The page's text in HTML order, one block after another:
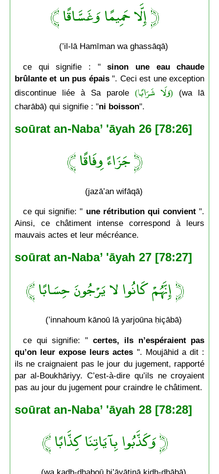
﴿ إِلَّا حَمِيمًا وَغَسَّاقًا ﴾
(’il-lā Hamīman wa ghassāqā)
ce qui signifie : "sinon une eau chaude
brûlante et un pus épais". Ceci est une exception
discontinue liée à Sa parole
(وَلَا شَرَابًا) (wa lā
charābā) qui signifie : "ni boisson".
soūrat an-Naba’ 'āyah 26 [78:26]
﴿ جَزَاءً وِفَاقًا ﴾
(jazā’an wifāqā)
ce qui signifie: " une rétribution qui convient ".
Ainsi, ce châtiment intense correspond à leurs
mauvais actes et leur mécréance.
soūrat an-Naba’ 'āyah 27 [78:27]
﴿ إِنَّهُمْ كَانُوا لا يَرْجُونَ حِسَابًا ﴾
(’innahoum kānoū lā yarjoūna ḥiçābā)
ce qui signifie: "certes, ils n’espéraient pas
qu’on leur expose leurs actes ". Moujāhid a dit :
ils ne craignaient pas le jour du jugement, rapporté
par al-Boukhāriyy. C’est-à-dire qu’ils ne croyaient
pas au jour du jugement pour craindre le châtiment.
soūrat an-Naba’ 'āyah 28 [78:28]
﴿ وَكَذَّبُوا بِآيَاتِنَا كِذَّابًا ﴾
(wa kadh-dhaboū bi’āyātinā kidh-dhābā)